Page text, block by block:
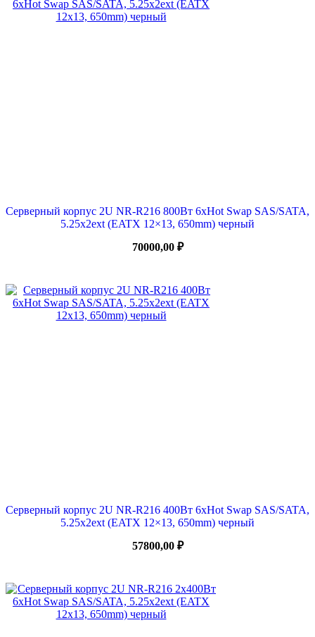
Серверный корпус 2U NR-R216 800Вт 6xHot Swap SAS/SATA,
5.25x2ext (EATX 12×13, 650mm) черный
70000,00 ₽
Серверный корпус 2U NR-R216 400Вт 6xHot Swap SAS/SATA,
5.25x2ext (EATX 12×13, 650mm) черный
57800,00 ₽